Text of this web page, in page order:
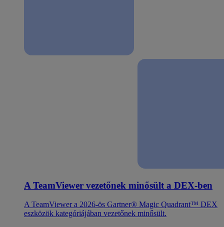
A TeamViewer vezetőnek minősült a DEX-ben
A TeamViewer a 2026-ös Gartner® Magic Quadrant™ DEX
eszközök kategóriájában vezetőnek minősült.